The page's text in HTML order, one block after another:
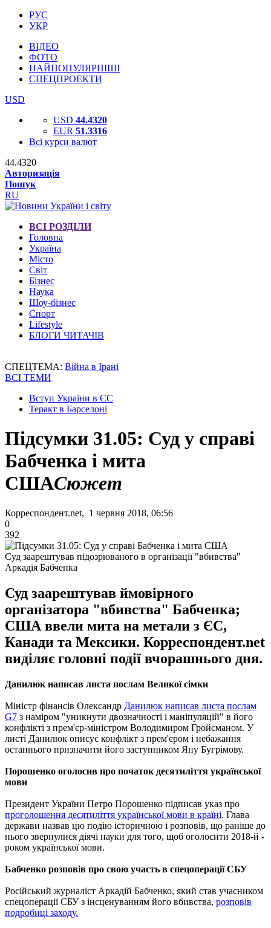
РУС
УКР
ВІДЕО
ФОТО
НАЙПОПУЛЯРНІШІ
СПЕЦПРОЕКТИ
USD
USD 44.4320
EUR 51.3316
Всі курси валют
44.4320
Авторизація
Пошук
RU
ВСІ РОЗДІЛИ
Головна
Україна
Місто
Світ
Бізнес
Наука
Шоу-бізнес
Спорт
Lifestyle
БЛОГИ ЧИТАЧІВ
СПЕЦТЕМА: Війна в Ірані
ВСІ ТЕМИ
Вступ України в ЄС
Теракт в Барселоні
Підсумки 31.05: Суд у справі
Бабченка і мита
СШАСюжет
Корреспондент.net, 1 червня 2018, 06:56
0
392
Суд заарештував підозрюваного в організації "вбивства"
Аркадія Бабченка
Суд заарештував ймовірного
організатора "вбивства" Бабченка;
США ввели мита на метали з ЄС,
Канади та Мексики. Корреспондент.net
виділяє головні події вчорашнього дня.
Данилюк написав листа послам Великої сімки
Міністр фінансів Олександр Данилюк написав листа послам
G7 з наміром "уникнути двозначності і маніпуляцій" в його
конфлікті з прем'єр-міністром Володимиром Гройсманом. У
листі Данилюк описує конфлікт з прем'єром і небажання
останнього призначити його заступником Яну Бугрімову.
Порошенко оголосив про початок десятиліття української
мови
Президент України Петро Порошенко підписав указ про
проголошення десятиліття української мови в країні. Глава
держави назвав цю подію історичною і розповів, що раніше до
нього звернулися діячі науки для того, щоб оголосити 2018-й -
роком української мови.
Бабченко розповів про свою участь в спецоперації СБУ
Російський журналіст Аркадій Бабченко, який став учасником
спецоперації СБУ з інсценуванням його вбивства, розповів
подробиці заходу.